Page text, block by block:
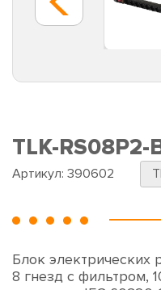
TLK-RS08P2-
Артикул: 390602
Блок электрических
8 гнезд с фильтром,